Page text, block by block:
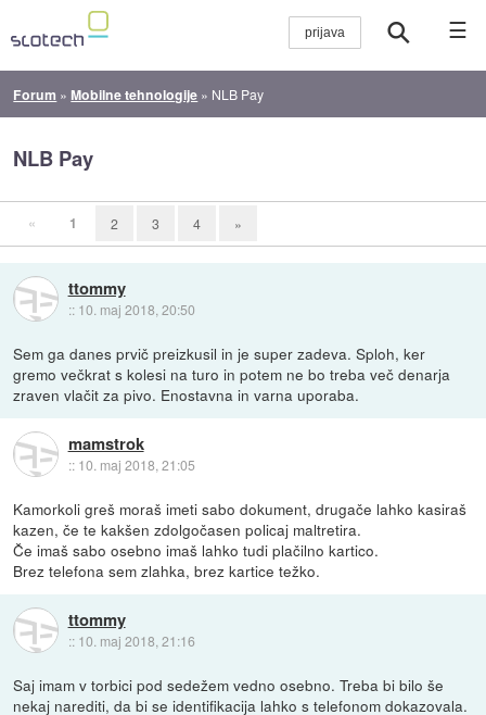
☰
Forum »Mobilne tehnologije » NLB Pay
NLB Pay
« 1 2 3 4 »
ttommy
:: 10. maj 2018, 20:50
Sem ga danes prvič preizkusil in je super zadeva. Sploh, ker
gremo večkrat s kolesi na turo in potem ne bo treba več denarja
zraven vlačit za pivo. Enostavna in varna uporaba.
mamstrok
:: 10. maj 2018, 21:05
Kamorkoli greš moraš imeti sabo dokument, drugače lahko kasiraš
kazen, če te kakšen zdolgočasen policaj maltretira.
Če imaš sabo osebno imaš lahko tudi plačilno kartico.
Brez telefona sem zlahka, brez kartice težko.
ttommy
:: 10. maj 2018, 21:16
Saj imam v torbici pod sedežem vedno osebno. Treba bi bilo še
nekaj narediti, da bi se identifikacija lahko s telefonom dokazovala.